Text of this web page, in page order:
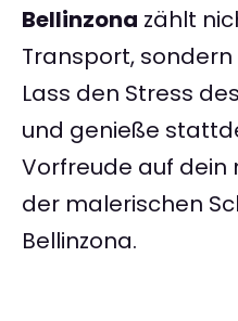
Bellinzona zählt
Transport,
Lass den Stress
und genieße
Vorfreude auf dein
der malerischen
Bellinzona.